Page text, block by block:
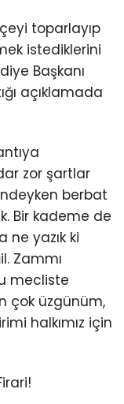
toparlayıp
istediklerini
Başkanı
açıklamada
zor şartlar
berbat
Bir kademe de
yazık ki
Zammı
mecliste
çok üzgünüm,
halkımız için